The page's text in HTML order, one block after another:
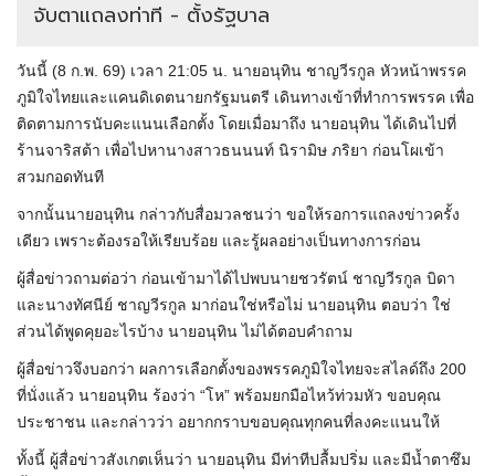
จับตาแถลงท่าที - ตั้งรัฐบาล
วันนี้ (8 ก.พ. 69) เวลา 21:05 น. นายอนุทิน ชาญวีรกูล หัวหน้าพรรค
ภูมิใจไทยและแคนดิเดตนายกรัฐมนตรี เดินทางเข้าที่ทำการพรรค เพื่อ
ติดตามการนับคะแนนเลือกตั้ง โดยเมื่อมาถึง นายอนุทิน ได้เดินไปที่
ร้านจาริสต้า เพื่อไปหานางสาวธนนนท์ นิรามิษ ภริยา ก่อนโผเข้า
สวมกอดทันที
จากนั้นนายอนุทิน กล่าวกับสื่อมวลชนว่า ขอให้รอการแถลงข่าวครั้ง
เดียว เพราะต้องรอให้เรียบร้อย และรู้ผลอย่างเป็นทางการก่อน
ผู้สื่อข่าวถามต่อว่า ก่อนเข้ามาได้ไปพบนายชวรัตน์ ชาญวีรกูล บิดา
และนางทัศนีย์ ชาญวีรกูล มาก่อนใช่หรือไม่ นายอนุทิน ตอบว่า ใช่
ส่วนได้พูดคุยอะไรบ้าง นายอนุทิน ไม่ได้ตอบคำถาม
ผู้สื่อข่าวจึงบอกว่า ผลการเลือกตั้งของพรรคภูมิใจไทยจะสไลด์ถึง 200
ที่นั่งแล้ว นายอนุทิน ร้องว่า “โห” พร้อมยกมือไหว้ท่วมหัว ขอบคุณ
ประชาชน และกล่าวว่า อยากกราบขอบคุณทุกคนที่ลงคะแนนให้
ทั้งนี้ ผู้สื่อข่าวสังเกตเห็นว่า นายอนุทิน มีท่าทีปลื้มปริ่ม และมีน้ำตาซึม